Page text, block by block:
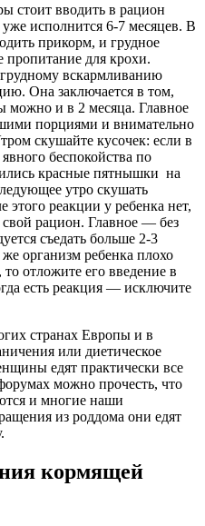
стоит вводить в рацион
исполнится 6-7 месяцев. В
прикорм, и грудное
для крохи.
вскармливанию
Она заключается в том,
можно и в 2 месяца. Главное
порциями и внимательно
скушайте кусочек: если в
беспокойства по
красные пятнышки на
утро скушать
этого реакции у ребенка нет,
рацион. Главное — без
съедать больше 2-3
организм ребенка плохо
отложите его введение в
есть реакция — исключите
странах Европы и в
или диетическое
едят практически все
можно прочесть, что
и многие наши
из роддома они едят
кормящей